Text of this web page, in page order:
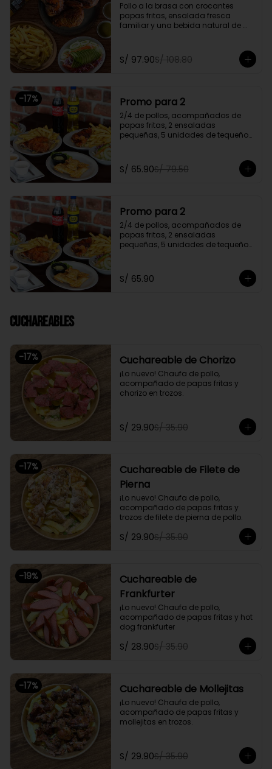
Pollo a la brasa con crocantes
papas fritas, ensalada fresca
familiar y una bebida natural de
Promoción exclusiva para llevar o
delivery
S/ 97.90S/ 108.80
-17% Promo para 2
2/4 de pollos, acompañados de
papas fritas, 2 ensaladas
pequeñas, 5 unidades de tequeños
Promoción exclusiva para llevar o
delivery
S/ 65.90S/ 79.50
Promo para 2
2/4 de pollos, acompañados de
papas fritas, 2 ensaladas
pequeñas, 5 unidades de tequeños
Promoción exclusiva para llevar o
delivery
S/ 65.90
Cuchareables
-17% Cuchareable de Chorizo
¡Lo nuevo! Chaufa de pollo,
acompañado de papas fritas y
chorizo en trozos.
S/ 29.90S/ 35.90
-17%
Cuchareable de Filete de
Pierna
¡Lo nuevo! Chaufa de pollo,
acompañado de papas fritas y
trozos de filete de pierna de pollo.
S/ 29.90S/ 35.90
-19%
Cuchareable de
Frankfurter
¡Lo nuevo! Chaufa de pollo,
acompañado de papas fritas y hot
dog frankfurter
S/ 28.90S/ 35.90
-17% Cuchareable de Mollejitas
¡Lo nuevo! Chaufa de pollo,
acompañado de papas fritas y
mollejitas en trozos.
S/ 29.90S/ 35.90